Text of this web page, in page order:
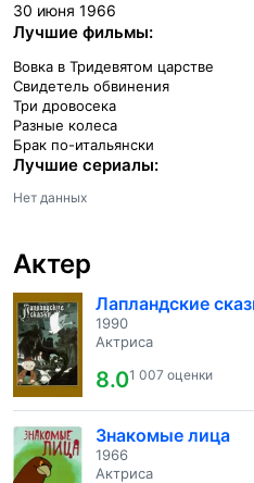
30 июня 1966
Лучшие фильмы:
Вовка в Тридевятом царстве
Свидетель обвинения
Три дровосека
Разные колеса
Брак по-итальянски
Лучшие сериалы:
Нет данных
Актер
Лапландские
1990
Актриса
8.01 007 оценки
Знакомые лица
1966
Актриса